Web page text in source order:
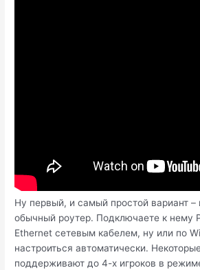
Ну первый, и самый простой вариант –
обычный роутер. Подключаете к нему
Ethernet сетевым кабелем, ну или по
настроиться автоматически.
поддерживают до 4-х игроков в